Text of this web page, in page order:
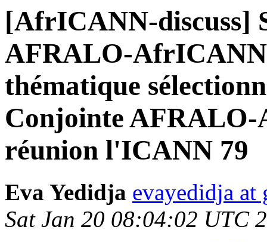
[AfrICANN-discuss]
AFRALO-AfrICANN
thématique
Conjointe
réunion l'ICANN 79
Eva Yedidja evayedidja at
Sat Jan 20 08:04:02 UTC